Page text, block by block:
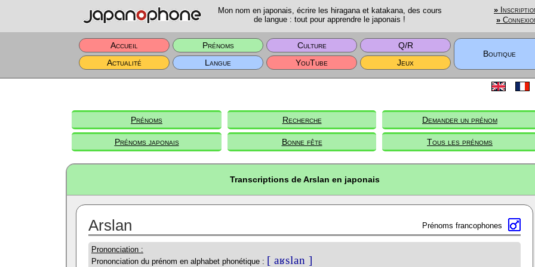
Mon nom en japonais, écrire les hiragana et katakana, des cours
de langue : tout pour apprendre le japonais !
»
»
Accueil Prénoms Culture
Q/R
Boutique
Actualité
Langue YouTube Jeux
Prénoms Recherche Demander un prénom
Prénoms japonais Bonne fête Tous les prénoms
Transcriptions de Arslan en japonais
Arslan Prénoms francophones
Prononciation :
Prononciation du prénom en alphabet phonétique : [ aʁslan ]